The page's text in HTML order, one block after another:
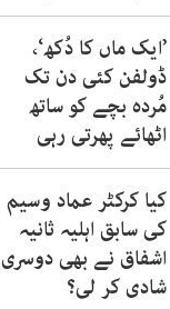
’ایک ماں کا دُکھ‘،
ڈولفن کئی دن تک
مُردہ بچے کو ساتھ
اٹھائے پھرتی رہی
کیا کرکٹر عماد وسیم
کی سابق اہلیہ ثانیہ
اشفاق نے بھی دوسری
شادی کر لی؟